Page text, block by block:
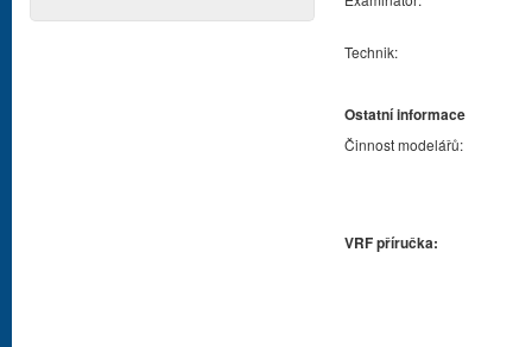
Technik:
Ostatní informace
Činnost modelářů:
VRF příručka: